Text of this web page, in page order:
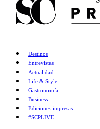
Destinos
Entrevistas
Actualidad
Life & Style
Gastronomía
Business
Ediciones impresas
#SCPLIVE